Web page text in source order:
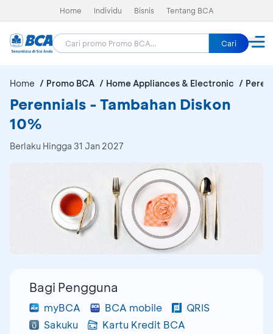
Home Individu Bisnis Tentang BCA
Cari
Home Promo BCA Home Appliances & Electronic
Perennials - Tambahan Diskon
10%
Berlaku Hingga 31 Jan 2027
Bagi Pengguna
myBCA BCA mobile
QRIS
Sakuku
Kartu Kredit BCA